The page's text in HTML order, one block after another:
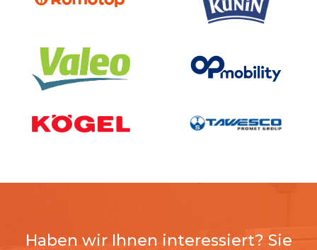
Haben wir Ihnen interessiert? Sie